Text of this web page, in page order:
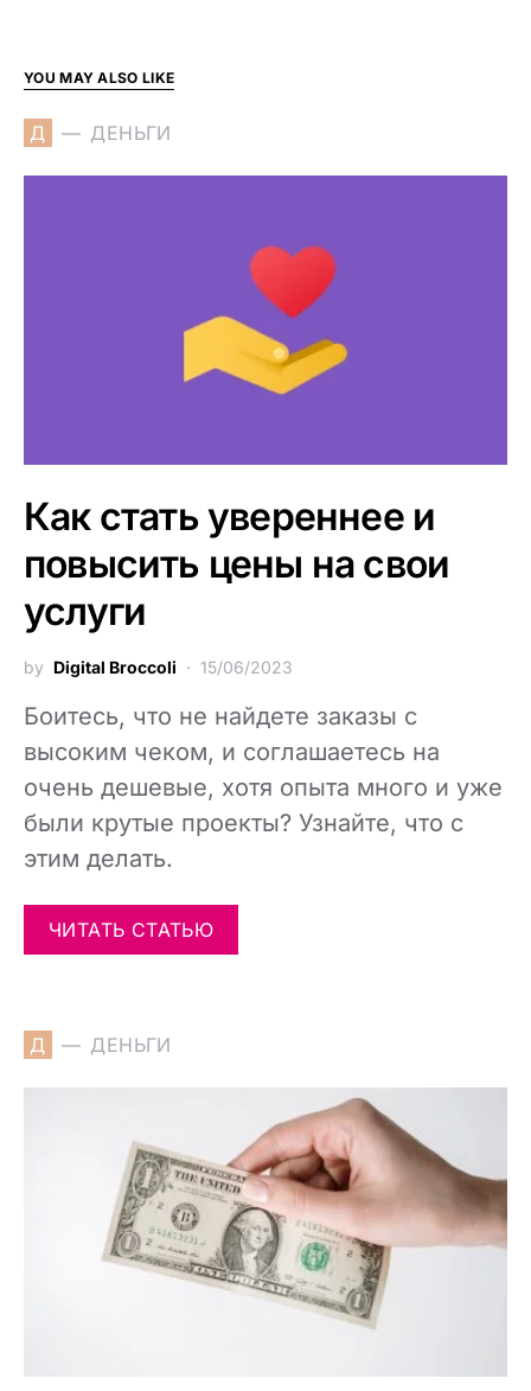
YOU MAY ALSO LIKE
Д ДЕНЬГИ
Как стать увереннее и
повысить цены на свои
услуги
by Digital Broccoli 15/06/2023
Боитесь, что не найдете заказы с
высоким чеком, и соглашаетесь на
очень дешевые, хотя опыта много и уже
были крутые проекты? Узнайте, что с
этим делать.
ЧИТАТЬ СТАТЬЮ
Д ДЕНЬГИ